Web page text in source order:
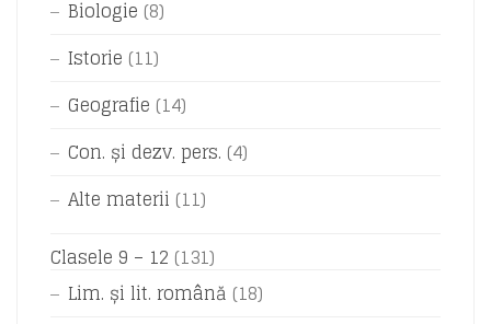
Biologie (8)
Istorie (11)
Geografie (14)
Con. și dezv. pers. (4)
Alte materii (11)
Clasele 9 – 12 (131)
Lim. și lit. română (18)